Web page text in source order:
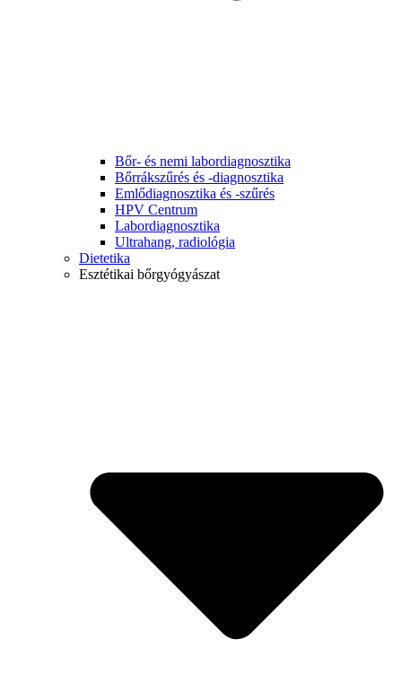
Bőr- és nemi labordiagnosztika
Bőrrákszűrés és -diagnosztika
Emlődiagnosztika és -szűrés
HPV Centrum
Labordiagnosztika
Ultrahang, radiológia
Dietetika
Esztétikai bőrgyógyászat